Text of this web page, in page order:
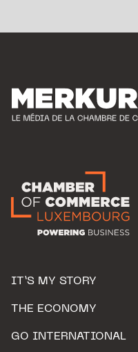
IT’S MY STORY
THE ECONOMY
GO INTERNATIONAL